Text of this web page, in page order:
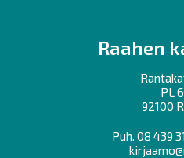
Raahen
PL
92100
Puh. 08 439